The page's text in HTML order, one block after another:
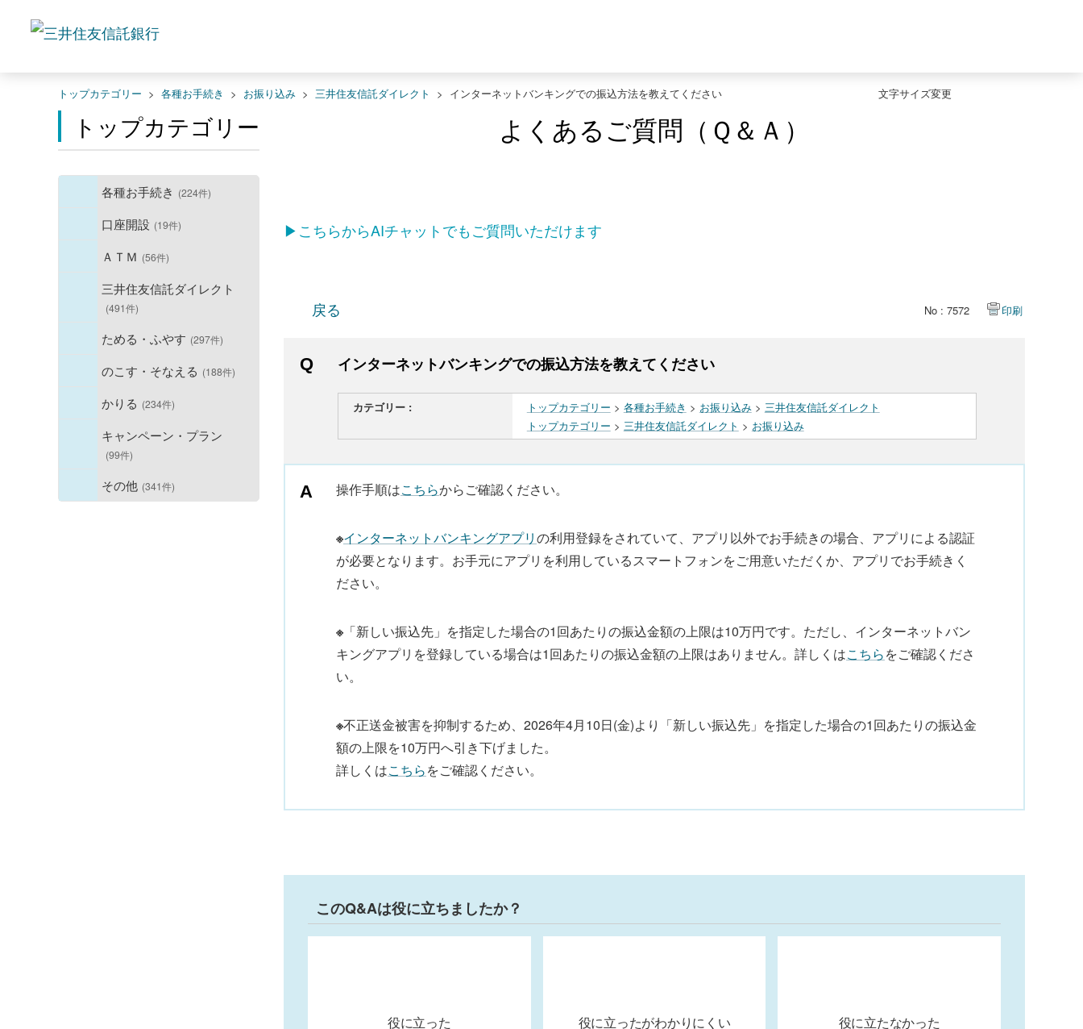
文字サイズ変更
トップカテゴリー > 各種お手続き > お振り込み > 三井住友信託ダイレクト > インターネットバンキングでの振込方法を教えてください
トップカテゴリー
各種お手続き (224件)
口座開設 (19件)
ＡＴＭ (56件)
三井住友信託ダイレクト
(491件)
ためる・ふやす (297件)
のこす・そなえる (188件)
かりる (234件)
キャンペーン・プラン
(99件)
その他 (341件)
よくあるご質問（Ｑ＆Ａ）
▶こちらからAIチャットでもご質問いただけます
戻る No : 7572 印刷
インターネットバンキングでの振込方法を教えてください
カテゴリー : トップカテゴリー > 各種お手続き > お振り込み> 三井住友信託ダイレクト
トップカテゴリー > 三井住友信託ダイレクト > お振り込み
操作手順はこちらからご確認ください。
※インターネットバンキングアプリの利用登録をされていて、アプリ以外でお手続きの場合、アプリによる認証
が必要となります。お手元にアプリを利用しているスマートフォンをご用意いただくか、アプリでお手続きく
ださい。
※ 「新しい振込先」を指定した場合の1回あたりの振込金額の上限は10万円です。ただし、インターネットバン
キングアプリを登録している場合は1回あたりの振込金額の上限はありません。詳しくはこちらをご確認くださ
い。
※不正送金被害を抑制するため、2026年4月10日(金)より「新しい振込先」を指定した場合の1回あたりの振込金
額の上限を10万円へ引き下げました。
詳しくはこちらをご確認ください。
このQ&Aは役に立ちましたか？
役に立った 役に立ったがわかりにくい 役に立たなかった